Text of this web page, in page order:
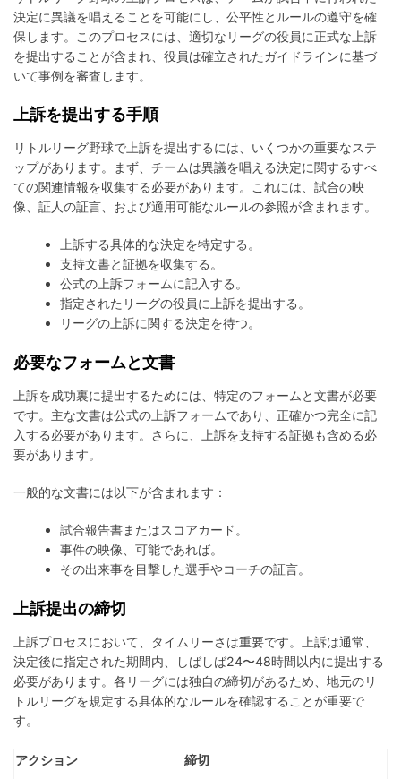
結
果
決定に異議を唱えることを可能にし、公平性とルールの遵守を確
保します。このプロセスには、適切なリーグの役員に正式な上訴
を提出することが含まれ、役員は確立されたガイドラインに基づ
いて事例を審査します。
上訴を提出する手順
リトルリーグ野球で上訴を提出するには、いくつかの重要なステ
ップがあります。まず、チームは異議を唱える決定に関するすべ
ての関連情報を収集する必要があります。これには、試合の映
像、証人の証言、および適用可能なルールの参照が含まれます。
上訴する具体的な決定を特定する。
支持文書と証拠を収集する。
公式の上訴フォームに記入する。
指定されたリーグの役員に上訴を提出する。
リーグの上訴に関する決定を待つ。
必要なフォームと文書
上訴を成功裏に提出するためには、特定のフォームと文書が必要
です。主な文書は公式の上訴フォームであり、正確かつ完全に記
入する必要があります。さらに、上訴を支持する証拠も含める必
要があります。
一般的な文書には以下が含まれます：
試合報告書またはスコアカード。
事件の映像、可能であれば。
その出来事を目撃した選手やコーチの証言。
上訴提出の締切
上訴プロセスにおいて、タイムリーさは重要です。上訴は通常、
決定後に指定された期間内、しばしば24〜48時間以内に提出する
必要があります。各リーグには独自の締切があるため、地元のリ
トルリーグを規定する具体的なルールを確認することが重要で
す。
アクション
締切